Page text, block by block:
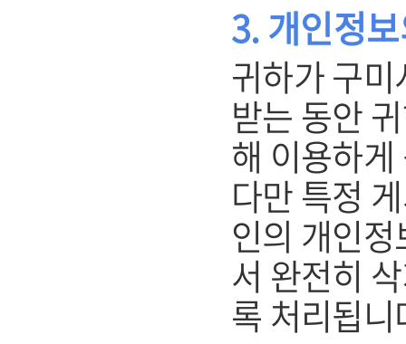
3. 개인정
귀하가 구
받는 동안
해 이용하
다만 특정
인의 개인
서 완전히
록 처리됩니